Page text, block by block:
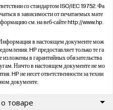
со стандартом ISO/IEC 19752. Фа
в зависимости от печатаемых мате
см. на веб-сайте http://www.hp.
в настоящем документе мож
HP предоставляет только те га
изложены в гарантийных обязательства
Ничто в настоящем документе не мо
HP не несет ответственности за техни
документе.
товаре